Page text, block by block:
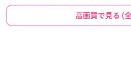
高画質で見る (